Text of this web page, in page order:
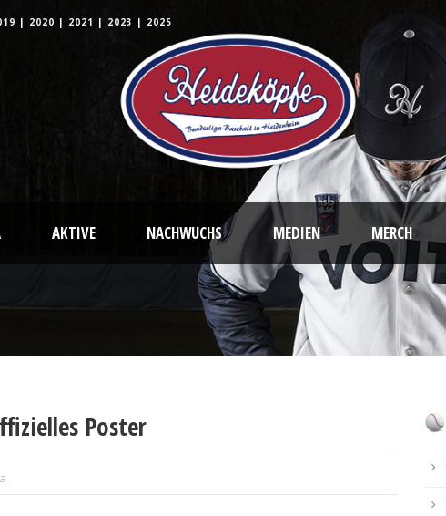
| 2020 | 2021 | 2023 | 2025
AKTIVE NACHWUCHS MEDIEN MERCH
Poster